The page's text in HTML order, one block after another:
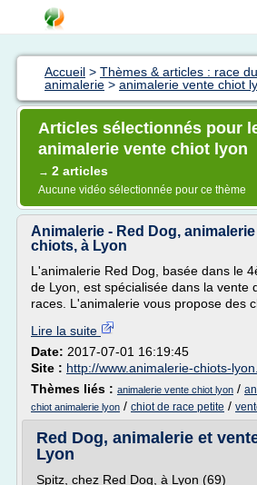
Accueil > Thèmes & articles : race
animalerie > animalerie vente chiot
Articles sélectionnés pour
animalerie vente chiot lyon
→ 2 articles
Aucune vidéo sélectionnée pour ce thème
Animalerie - Red Dog,
chiots, à Lyon
L'animalerie Red Dog, basée dans le
de Lyon, est spécialisée dans la vente
races. L'animalerie vous propose des
Lire la suite
Date: 2017-07-01 16:19:45
Site : http://www.animalerie-chiots-
Thèmes liés : animalerie vente chiot lyon /
chiot animalerie lyon / chiot de race petite /
Red Dog, animalerie et
Lyon
Spitz, chez Red Dog, à Lyon (69)